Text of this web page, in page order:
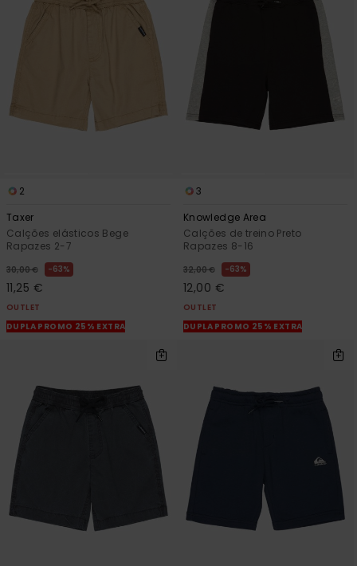
2
Taxer
Calções elásticos Bege
Rapazes 2-7
30,00 € 63%
11,25 €
OUTLET
DUPLA PROMO 25% EXTRA
3
Knowledge Area
Calções de treino Preto
Rapazes 8-16
32,00 € 63%
12,00 €
OUTLET
DUPLA PROMO 25% EXTRA